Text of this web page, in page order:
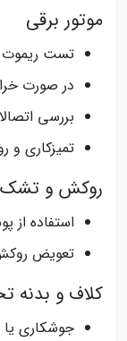
موتور برقی
تست ریموت
در صورت
بررسی
تمیزکاری و
روکش و
استفاده
تعویض
کلاف و بدنه
جوشکاری